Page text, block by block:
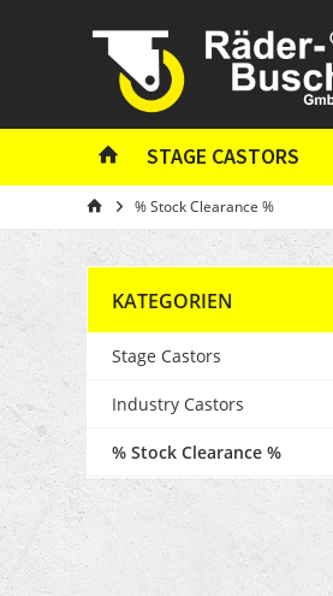
STAGE CASTORS
% Stock Clearance %
KATEGORIEN
Stage Castors
Industry Castors
% Stock Clearance %